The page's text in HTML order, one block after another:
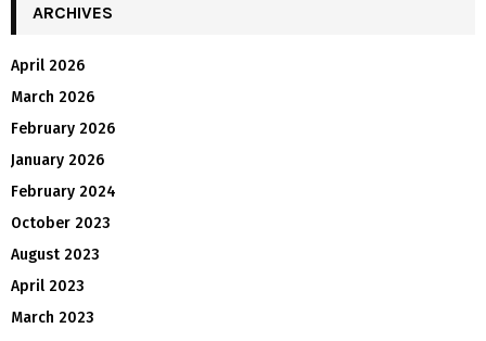
ARCHIVES
April 2026
March 2026
February 2026
January 2026
February 2024
October 2023
August 2023
April 2023
March 2023